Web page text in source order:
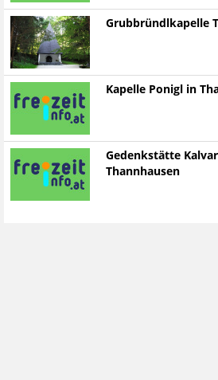
Grubbründlkapelle
Kapelle Ponigl in
Gedenkstätte
Thannhausen